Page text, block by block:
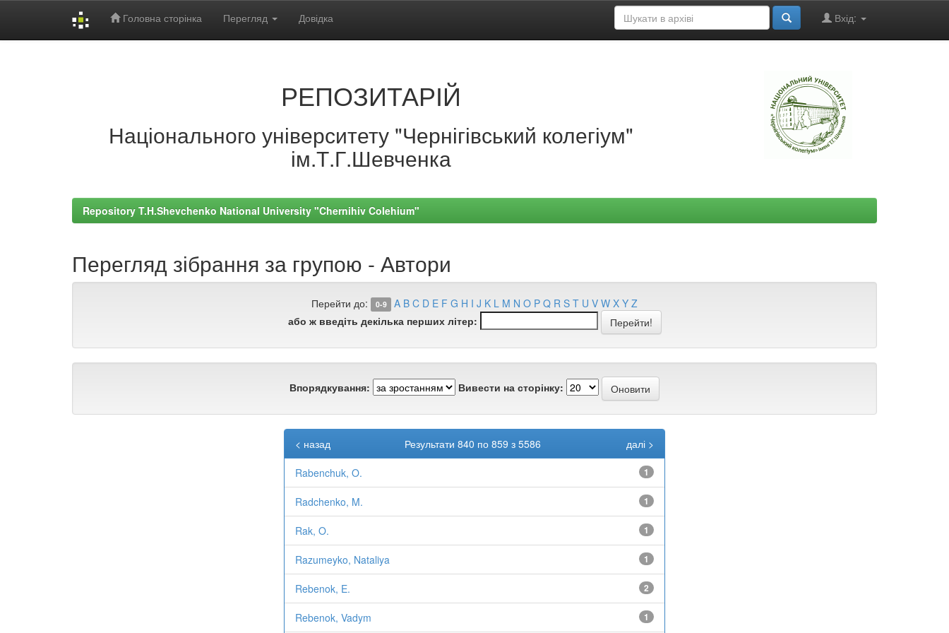
Головна сторінка Перегляд Довідка Вхід:
РЕПОЗИТАРІЙ
Національного університету "Чернігівський колегіум"
ім.Т.Г.Шевченка
Repository T.H.Shevchenko National University "Chernihiv Colehium"
Перегляд зібрання за групою - Автори
Перейти до: 0-9 A B C D E F G H I J K L M N O P Q R S T U V W X Y Z
або ж введіть декілька перших літер:
Впорядкування: Вивести на сторінку:
Результати 840 по 859 з 5586
< назад далі >
Rabenchuk, O. 1
Radchenko, M. 1
Rak, O. 1
Razumeyko, Nataliya 1
Rebenok, E. 2
Rebenok, Vadym 1